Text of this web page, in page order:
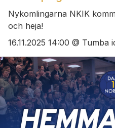
Nykomlingarna NKIK
och heja!
16.11.2025 14:00 @ Tumba